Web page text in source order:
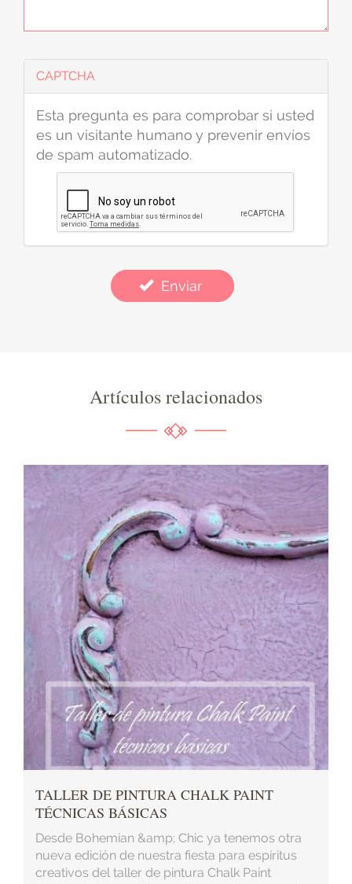
CAPTCHA
Esta pregunta es para comprobar si usted
es un visitante humano y prevenir envíos
de spam automatizado.
Enviar
Artículos relacionados
TALLER DE PINTURA CHALK PAINT
TÉCNICAS BÁSICAS
Desde Bohemian &amp; Chic ya tenemos otra
nueva edición de nuestra fiesta para espíritus
creativos del taller de pintura Chalk Paint